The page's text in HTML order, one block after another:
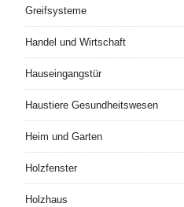
Greifsysteme
Handel und Wirtschaft
Hauseingangstür
Haustiere Gesundheitswesen
Heim und Garten
Holzfenster
Holzhaus